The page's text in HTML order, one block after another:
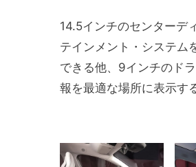
14.5インチのセンターデ
テインメント・システム
できる他、9インチのド
報を最適な場所に表示す